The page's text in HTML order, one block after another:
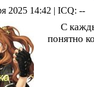
2025 14:42 | ICQ: --
С
понятно